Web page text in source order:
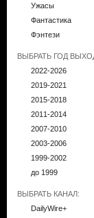
Ужасы
Фантастика
Фэнтези
ВЫБРАТЬ ГОД
2022-2026
2019-2021
2015-2018
2011-2014
2007-2010
2003-2006
1999-2002
до 1999
ВЫБРАТЬ КАНАЛ:
DailyWire+